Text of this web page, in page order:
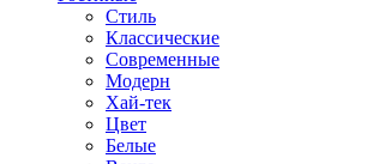
Стиль
Классические
Современные
Модерн
Хай-тек
Цвет
Белые